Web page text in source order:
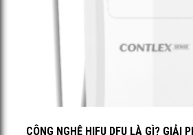
CÔNG NGHỆ HIFU DFU LÀ GÌ? GIẢI